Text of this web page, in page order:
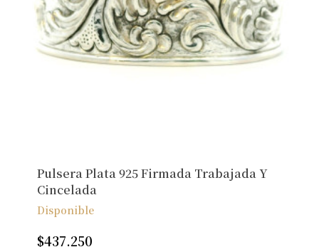
Pulsera Plata 925 Firmada Trabajada Y
Cincelada
Disponible
$437.250